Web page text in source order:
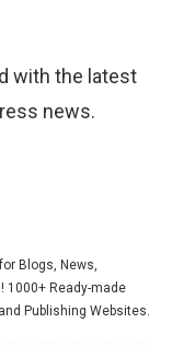
with the latest
news.
Blogs, News,
1000+ Ready-made
Publishing Websites.